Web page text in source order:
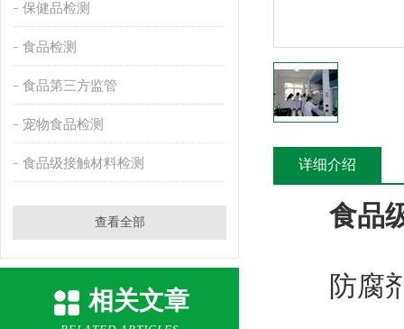
保健品检测
食品检测
食品第三方监管
宠物食品检测
食品级接触材料检测
查看全部
相关文章
详细介绍
食品
防腐剂